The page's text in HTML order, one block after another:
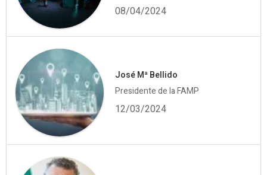
08/04/2024
José Mª Bellido
Presidente de la FAMP
12/03/2024